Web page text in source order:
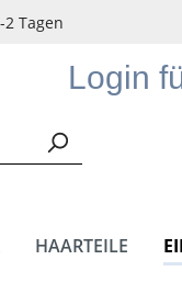
Tagen
Login
HAARTEILE